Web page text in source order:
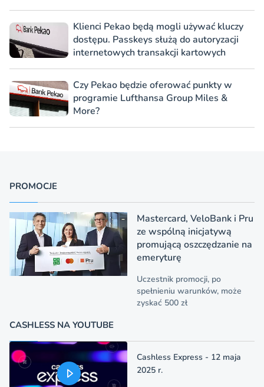
Klienci Pekao będą mogli używać kluczy
dostępu. Passkeys służą do autoryzacji
internetowych transakcji kartowych
Czy Pekao będzie oferować punkty w
programie Lufthansa Group Miles &
More?
PROMOCJE
Mastercard, VeloBank i Pru
ze wspólną inicjatywą
promującą oszczędzanie na
emeryturę
Uczestnik promocji, po
spełnieniu warunków, może
zyskać 500 zł
CASHLESS NA YOUTUBE
Cashless Express - 12 maja
2025 r.